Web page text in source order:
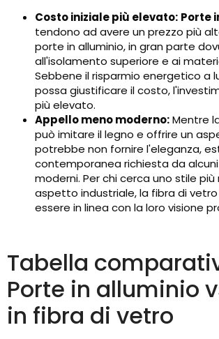
Costo iniziale più elevato: Porte
tendono ad avere un prezzo più
porte in alluminio, in gran parte
all'isolamento superiore e ai
Sebbene il risparmio energetico a
possa giustificare il costo,
più elevato.
Appello meno moderno:Mentre
può imitare il legno e offrire un
potrebbe non fornire l'eleganza,
contemporanea richiesta da
moderni. Per chi cerca uno stile
aspetto industriale, la fibra di
essere in linea con la loro visione
Tabella
Porte in alluminio
in fibra di vetro